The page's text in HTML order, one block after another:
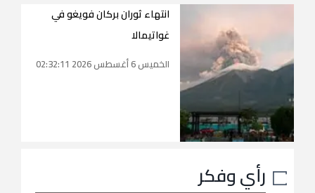
انتهاء ثوران بركان فويغو في
غواتيمالا
الخميس 6 أغسطس 2026 02:32:11
رأي وفكر